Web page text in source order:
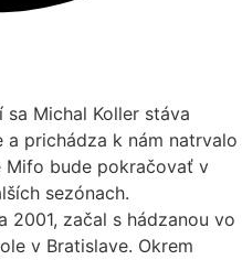
Michal Koller stáva
a prichádza k nám natrvalo
Mifo bude pokračovať v
sezónach.
2001, začal s hádzanou vo
v Bratislave. Okrem